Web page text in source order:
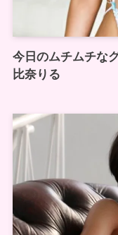
今日のムチムチな
比奈りる